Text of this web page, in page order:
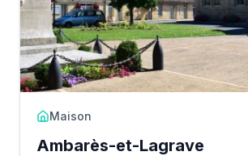
Maison
Ambarès-et-Lagrave